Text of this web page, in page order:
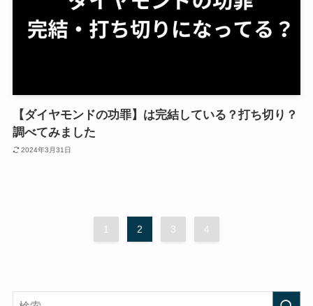
【ダイヤモンドの功罪】は完結している？打ち切り？
調べてみました
2024年3月31日
1 2 3 4